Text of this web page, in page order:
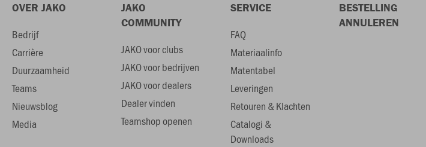
OVER JAKO
Bedrijf
Carrière
Duurzaamheid
Teams
Nieuwsblog
Media
JAKO
COMMUNITY
JAKO voor clubs
JAKO voor bedrijven
JAKO voor dealers
Dealer vinden
Teamshop openen
SERVICE
FAQ
Materiaalinfo
Matentabel
Leveringen
Retouren & Klachten
Catalogi &
Downloads
BESTELLING
ANNULEREN